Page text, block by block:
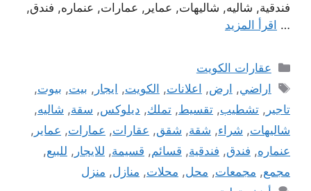
فندقية, شاليه, شاليهات, عماير, عمارات, عنماره, فندق,
… اقرأ المزيد
التصنيفات
عقارات الكويت
الوسوم
اراضي, ارض, اعلانات, الكويت, ايجار , بيت, بيوت,
تاجير , تشطيب, تقسيط, تملك, ديلوكس, سقة, شاليه,
شاليهات, شراء, شقة, شقق, عقارات, عمارات, عماير ,
عنماره, فندق, فندقية, قسائم, قسيمة, للايجار , للبيع,
مجمع, مجمعات, محل, محلات, منازل, منزل